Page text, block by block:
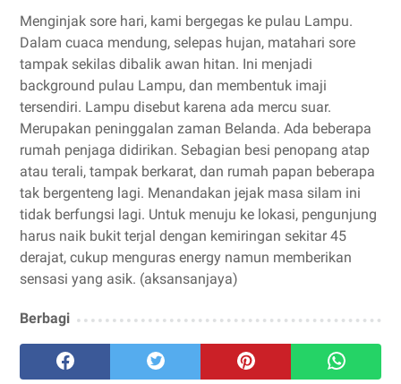
Menginjak sore hari, kami bergegas ke pulau Lampu.
Dalam cuaca mendung, selepas hujan, matahari sore
tampak sekilas dibalik awan hitan. Ini menjadi
background pulau Lampu, dan membentuk imaji
tersendiri. Lampu disebut karena ada mercu suar.
Merupakan peninggalan zaman Belanda. Ada beberapa
rumah penjaga didirikan. Sebagian besi penopang atap
atau terali, tampak berkarat, dan rumah papan beberapa
tak bergenteng lagi. Menandakan jejak masa silam ini
tidak berfungsi lagi. Untuk menuju ke lokasi, pengunjung
harus naik bukit terjal dengan kemiringan sekitar 45
derajat, cukup menguras energy namun memberikan
sensasi yang asik. (aksansanjaya)
Berbagi